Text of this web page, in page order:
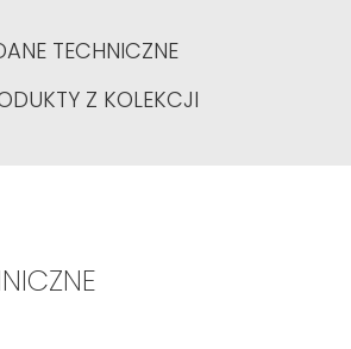
TECHNICZNE
Z KOLEKCJI